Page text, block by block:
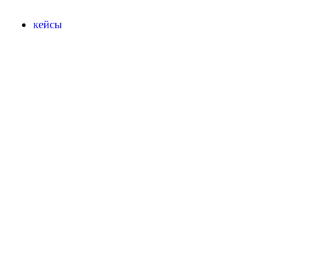
кейсы